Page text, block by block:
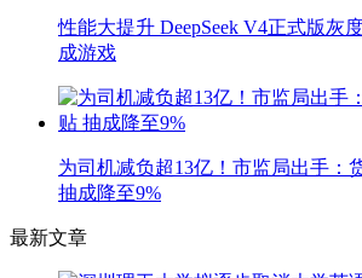
性能大提升 DeepSeek V4正式版灰
成游戏
为司机减负超13亿！市监局出手：
抽成降至9%
最新文章